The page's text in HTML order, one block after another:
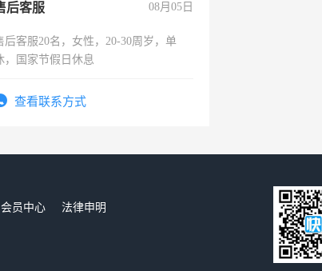
后客服 08月05日
后客服20名，女性，20-30周岁，单
，国家节假日休息
查看联系方式
会员中心
法律申明